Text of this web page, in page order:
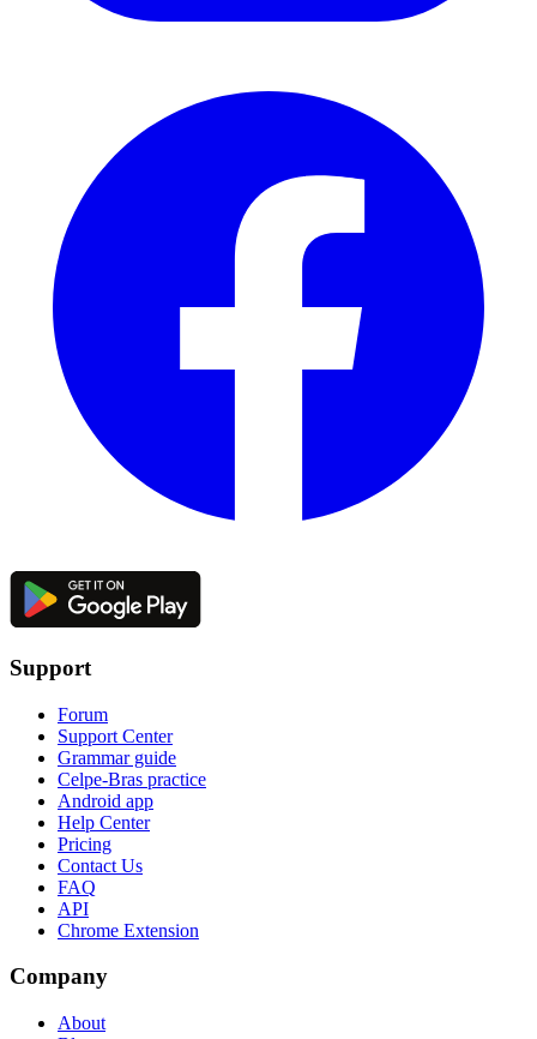
Support
Forum
Support Center
Grammar guide
Celpe-Bras practice
Android app
Help Center
Pricing
Contact Us
FAQ
API
Chrome Extension
Company
About